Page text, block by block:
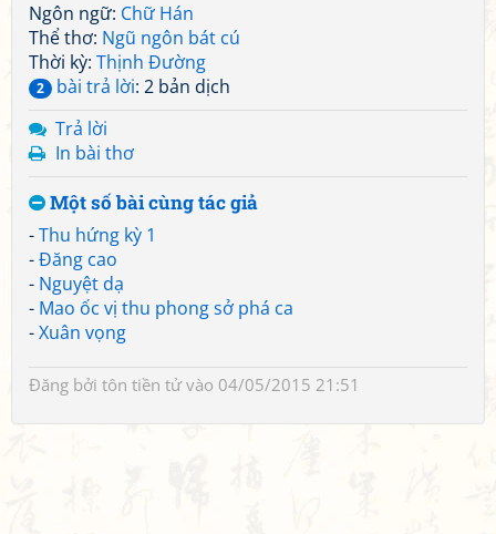
Ngôn ngữ: Chữ Hán
Thể thơ: Ngũ ngôn bát cú
Thời kỳ: Thịnh Đường
2 bài trả lời: 2 bản dịch
Trả lời
In bài thơ
Một số bài cùng tác giả
-Thu hứng kỳ 1
-Đăng cao
- Nguyệt dạ
- Mao ốc vị thu phong sở phá ca
-Xuân vọng
Đăng bởi tôn tiền tửvào 04/05/2015 21:51